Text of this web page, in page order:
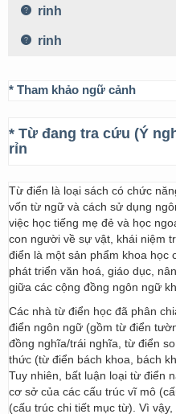
rinh
rinh
* Tham khảo ngữ cảnh
* Từ đang tra cứu (Ý
rỉn
Từ điển là loại sách có chức
vốn từ ngữ và cách sử dụng
việc học tiếng mẹ đẻ và học
con người về sự vật, khái niệm
điển là một sản phẩm khoa học
phát triển văn hoá, giáo dục,
giữa các cộng đồng ngôn ngữ
Các nhà từ điển học đã phân
điển ngôn ngữ (gồm từ điển
đồng nghĩa/trái nghĩa, từ điển
thức (từ điển bách khoa, bách
Tuy nhiên, bất luận loại từ điển
cơ sở của các cấu trúc vĩ mô
(cấu trúc chi tiết mục từ). Vì